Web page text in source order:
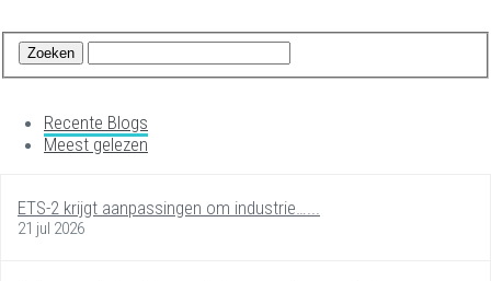
Recente Blogs
Meest gelezen
ETS-2 krijgt aanpassingen om industrie…...
21 jul 2026